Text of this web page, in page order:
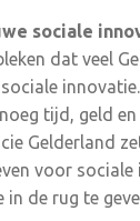
sociale
dat veel
tijd, geld
Gelderland
voor sociale
in de rug te